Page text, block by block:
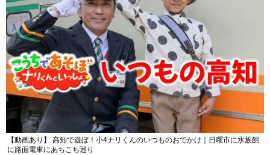
【動画あり】 高知で遊ぼ！小4ナリくんのいつものおでかけ｜日曜市に水族館
に路面電車にあちこち巡り